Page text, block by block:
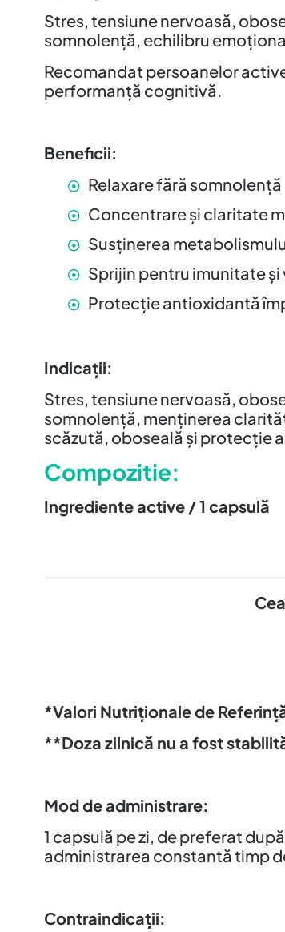
Stres, tensiune nervoasă,
somnolență, echilibru
Recomandat persoanelor
performanță cognitivă.
Beneficii:
Relaxare fără somnolență
Concentrare și claritate
Susținerea
Sprijin pentru imunitate
Protecție antioxidantă
Indicații:
Stres, tensiune nervoasă,
somnolență, menținerea
scăzută, oboseală și protecție
Compozitie:
Ingrediente active / 1 capsulă
*Valori Nutriționale de
**Doza zilnică nu a fost
Mod de administrare:
1 capsulă pe zi, de preferat
administrarea constantă timp
Contraindicații: